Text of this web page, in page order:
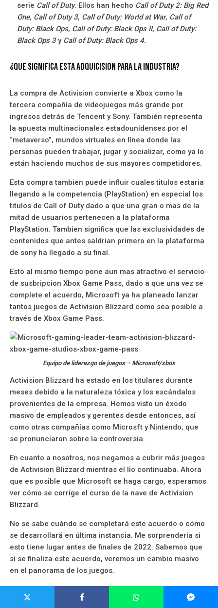
serie Call of Duty. Ellos han hecho Call of Duty 2: Big Red
One, Call of Duty 3, Call of Duty: World at War, Call of
Duty: Black Ops, Call of Duty: Black Ops II, Call of Duty:
Black Ops 3y Call of Duty: Black Ops 4.
¿Que significa esta adquicision para la industria?
La compra de Activision convierte a Xbox como la
tercera compañía de videojuegos más grande por
ingresos detrás de Tencent y Sony. También representa
la apuesta multinacionales estadounidenses por el
“metaverso”, mundos virtuales en línea donde las
personas pueden trabajar, jugar y socializar, como ya lo
están haciendo muchos de sus mayores competidores.
Esta compra tambien puede influir cuales titulos estaria
llegando a la competencia (PlayStation) en especial los
titulos de Call of Duty dado a que una gran o mas de la
mitad de usuarios pertenecen a la plataforma
PlayStation. Tambien significa que las exclusividades de
contenidos que antes saldrian primero en la plataforma
de sony ha llegado a su final.
Esto al mismo tiempo pone aun mas atractivo el servicio
de susbripcion Xbox Game Pass, dado a que una vez se
complete el acuerdo, Microsoft ya ha planeado lanzar
tantos juegos de Activision Blizzard como sea posible a
través de Xbox Game Pass.
Equipo de liderazgo de juegos – Microsoft/xbox
Activision Blizzard ha estado en los titulares durante
meses debido a la naturaleza tóxica y los escándalos
provenientes de la empresa. Hemos visto un éxodo
masivo de empleados y gerentes desde entonces, así
como otras compañías como Microsft y Nintendo, que
se pronunciaron sobre la controversia.
En cuanto a nosotros, nos negamos a cubrir más juegos
de Activision Blizzard mientras el lío continuaba. Ahora
que es posible que Microsoft se haga cargo, esperamos
ver cómo se corrige el curso de la nave de Activision
Blizzard.
No se sabe cuándo se completará este acuerdo o cómo
se desarrollará en última instancia. Me sorprendería si
esto tiene lugar antes de finales de 2022. Sabemos que
si se finaliza este acuerdo, veremos un cambio masivo
en el panorama de los juegos.
actualmente son multiplataforma. Más específicamente,